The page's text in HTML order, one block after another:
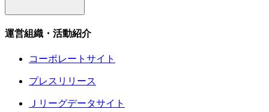
運営組織・活動紹介
コーポレートサイト
プレスリリース
Ｊリーグデータサイト